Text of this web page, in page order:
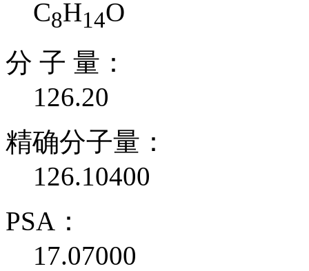
C8H14O
分 子 量：
126.20
精确分子量：
126.10400
PSA：
17.07000